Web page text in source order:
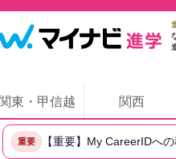
関東・甲信越 関西
重要 【重要】My CareerIDへ